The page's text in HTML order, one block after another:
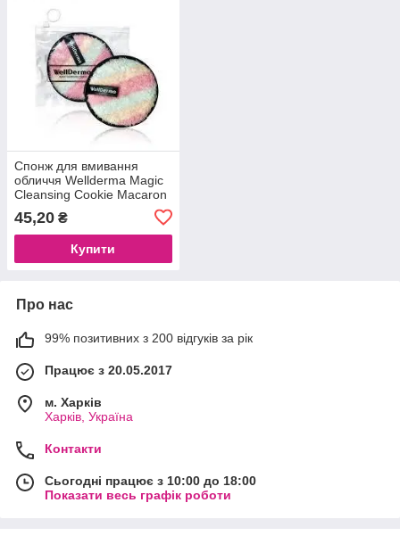
Спонж для вмивання
обличчя Wellderma Magic
Cleansing Cookie Macaron
45,20 ₴
Купити
Про нас
99% позитивних з 200 відгуків за рік
Працює з 20.05.2017
м. Харків
Харків, Україна
Контакти
Сьогодні працює з 10:00 до 18:00
Показати весь графік роботи